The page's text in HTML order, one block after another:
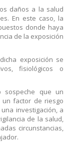
daños a la salud
En este caso, la
donde haya
de la exposición
exposición se
fisiológicos o
sospeche que un
factor de riesgo
investigación, a
de la salud,
circunstancias,